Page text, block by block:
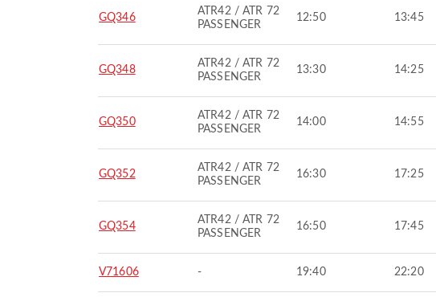
GQ346
ATR42 / ATR 72
PASSENGER
12:50 13:45
GQ348
ATR42 / ATR 72
PASSENGER
13:30 14:25
GQ350
ATR42 / ATR 72
PASSENGER
14:00 14:55
GQ352
ATR42 / ATR 72
PASSENGER
16:30 17:25
GQ354
ATR42 / ATR 72
PASSENGER
16:50 17:45
V71606 - 19:40 22:20